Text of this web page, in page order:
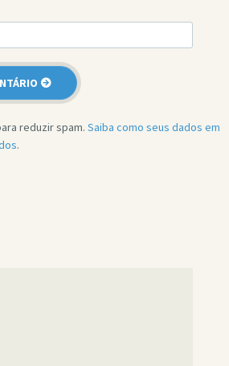
reduzir spam. Saiba como seus dados em
.